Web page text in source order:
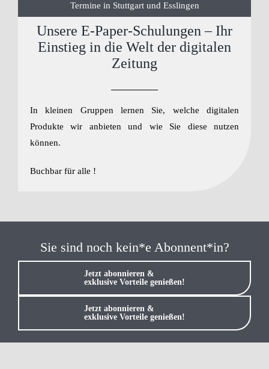
Termine in Stuttgart und Esslingen
Unsere E-Paper-Schulungen – Ihr
Einstieg in die Welt der digitalen
Zeitung
In kleinen Gruppen lernen Sie, welche digitalen
Produkte wir anbieten und wie Sie diese nutzen
können.
Buchbar für alle !
Sie sind noch kein*e Abonnent*in?
Jetzt abonnieren &
exklusive Vorteile genießen!
Jetzt abonnieren &
exklusive Vorteile genießen!